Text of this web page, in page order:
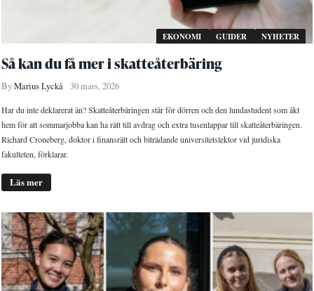
EKONOMI GUIDER NYHETER
Så kan du få mer i skatteåterbäring
ByMarius Lyckå 30 mars, 2026
Har du inte deklarerat än? Skatteåterbäringen står för dörren och den lundastudent som åkt
hem för att sommarjobba kan ha rätt till avdrag och extra tusenlappar till skatteåterbäringen.
Richard Croneberg, doktor i finansrätt och biträdande universitetslektor vid juridiska
fakulteten, förklarar.
Läs mer